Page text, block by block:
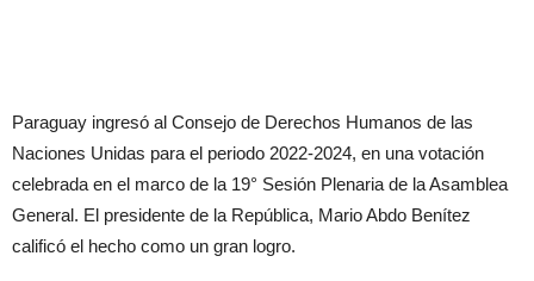
Paraguay ingresó al Consejo de Derechos Humanos de las
Naciones Unidas para el periodo 2022-2024, en una votación
celebrada en el marco de la 19° Sesión Plenaria de la Asamblea
General. El presidente de la República, Mario Abdo Benítez
calificó el hecho como un gran logro.